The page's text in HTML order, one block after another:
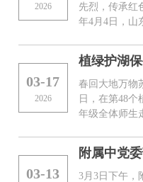
2026
先烈，传承红
年4月4日，山
03-17
2026
植绿护湖
春回大地万物
日，在第48个
年级全体师生
03-13
3月3日下午，